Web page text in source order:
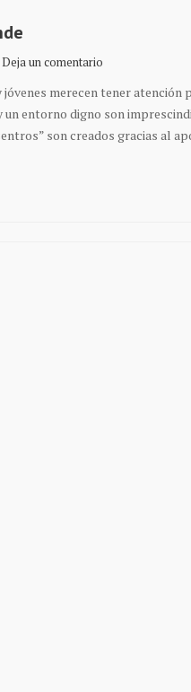
Deja un comentario
merecen tener atención
entorno digno son
son creados gracias al